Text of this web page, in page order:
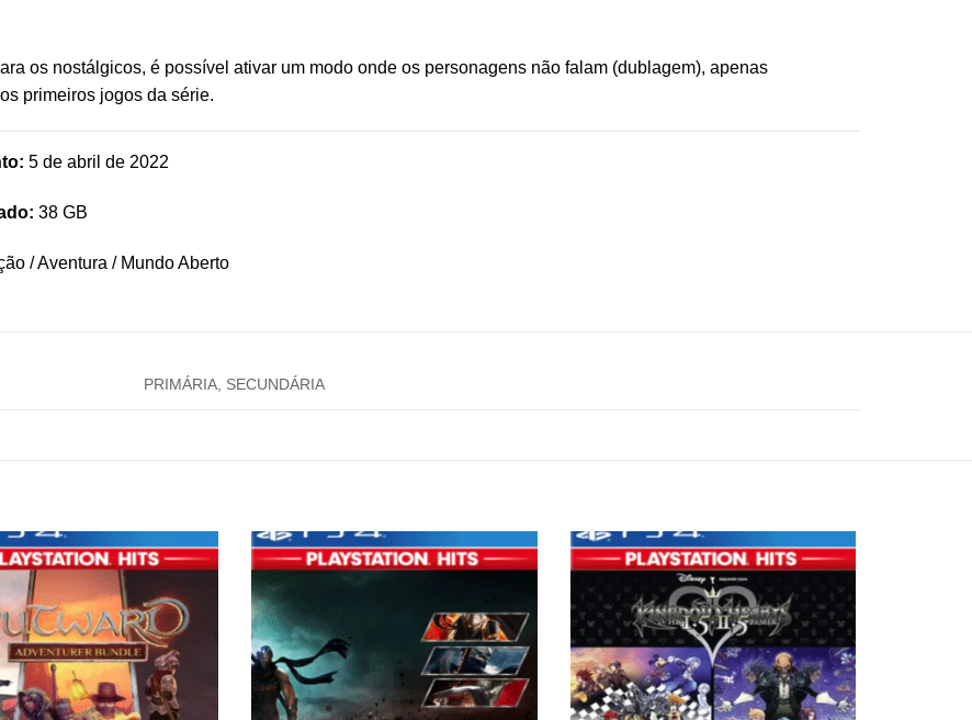
os nostálgicos, é possível ativar um modo onde os personagens não falam (dublagem), apenas
primeiros jogos da série.
5 de abril de 2022
38 GB
/ Aventura / Mundo Aberto
PRIMÁRIA, SECUNDÁRIA